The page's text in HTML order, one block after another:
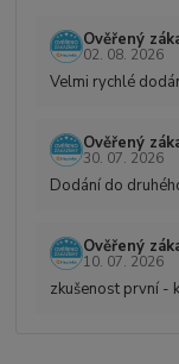
Ověřený
02. 08. 2026
Velmi rychlé
Ověřený
30. 07. 2026
Dodání do
Ověřený
10. 07. 2026
zkušenost první -